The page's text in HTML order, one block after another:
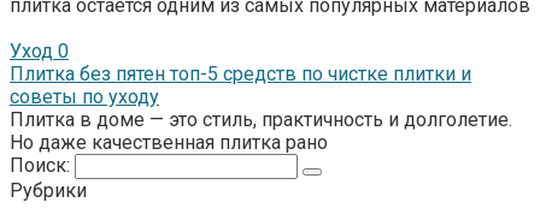
плитка остается одним из самых популярных материалов
Уход 0
Плитка без пятен топ-5 средств по чистке плитки и
советы по уходу
Плитка в доме — это стиль, практичность и долголетие.
Но даже качественная плитка рано
Поиск:
Рубрики